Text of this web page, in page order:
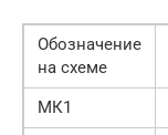
Обозначение
на схеме
МК1